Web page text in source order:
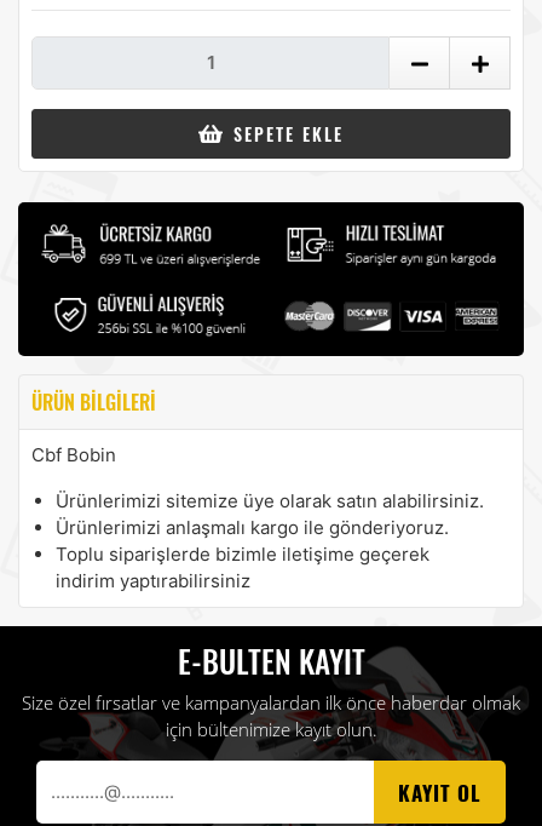
SEPETE EKLE
ÜRÜN BILGILERI
Cbf Bobin
Ürünlerimizi sitemize üye olarak satın alabilirsiniz.
Ürünlerimizi anlaşmalı kargo ile gönderiyoruz.
Toplu siparişlerde bizimle iletişime geçerek
indirim yaptırabilirsiniz
E-BULTEN KAYIT
Size özel fırsatlar ve kampanyalardan ilk önce haberdar olmak
için bültenimize kayıt olun.
KAYIT OL